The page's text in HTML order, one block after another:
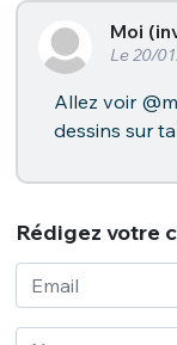
Moi
Le 20/
Allez voir
dessins sur
Rédigez votre